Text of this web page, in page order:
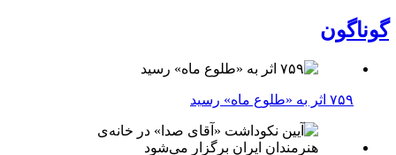
گوناگون
۷۵۹ اثر به «طلوع ماه» رسید